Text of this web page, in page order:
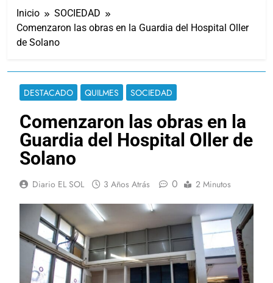
Inicio
SOCIEDAD
Comenzaron las obras en la Guardia del Hospital Oller
de Solano
DESTACADO QUILMES SOCIEDAD
Comenzaron las obras en la
Guardia del Hospital Oller de
Solano
Diario EL SOL 3 Años Atrás 0 2 Minutos